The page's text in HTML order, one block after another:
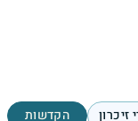
הקדשות